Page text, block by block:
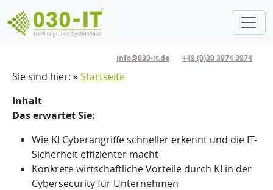
info@030-it.de +49 (0)30 3974 3974
Pfadnavigation
Sie sind hier:
Startseite
Inhalt
Das erwartet Sie:
Wie KI Cyberangriffe schneller erkennt und die IT-
Sicherheit effizienter macht
Konkrete wirtschaftliche Vorteile durch KI in der
Cybersecurity für Unternehmen